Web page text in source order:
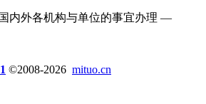
内外各机构与单位的事宜办理 —
©2008-2026 mituo.cn